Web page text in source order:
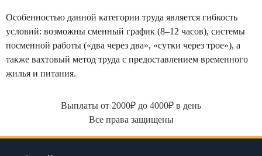
Особенностью данной категории труда является гибкость
условий: возможны сменный график (8–12 часов), системы
посменной работы («два через два», «сутки через трое»), а
также вахтовый метод труда с предоставлением временного
жилья и питания.
Выплаты от 2000₽ до 4000₽ в день
Все права защищены